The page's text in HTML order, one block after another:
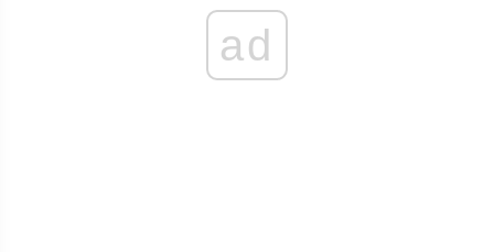
ad